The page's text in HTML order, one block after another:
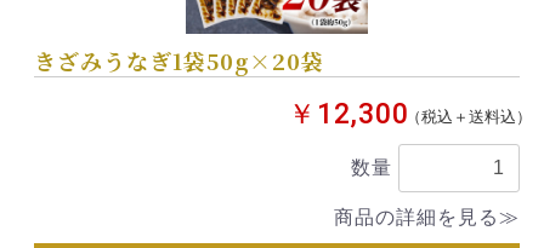
きざみうなぎ1袋50g×20袋
￥12,300（税込＋送料込）
数量
商品の詳細を見る≫